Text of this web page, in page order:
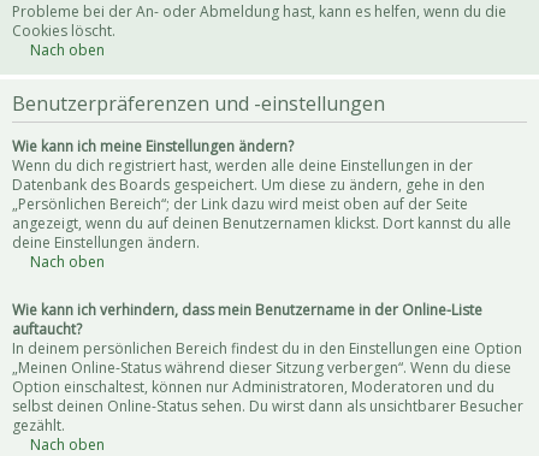
Probleme bei der An- oder Abmeldung hast, kann es helfen, wenn du die
Cookies löscht.
Nach oben
Benutzerpräferenzen und -einstellungen
Wie kann ich meine Einstellungen ändern?
Wenn du dich registriert hast, werden alle deine Einstellungen in der
Datenbank des Boards gespeichert. Um diese zu ändern, gehe in den
„Persönlichen Bereich“; der Link dazu wird meist oben auf der Seite
angezeigt, wenn du auf deinen Benutzernamen klickst. Dort kannst du alle
deine Einstellungen ändern.
Nach oben
Wie kann ich verhindern, dass mein Benutzername in der Online-Liste
auftaucht?
In deinem persönlichen Bereich findest du in den Einstellungen eine Option
„Meinen Online-Status während dieser Sitzung verbergen“. Wenn du diese
Option einschaltest, können nur Administratoren, Moderatoren und du
selbst deinen Online-Status sehen. Du wirst dann als unsichtbarer Besucher
gezählt.
Nach oben